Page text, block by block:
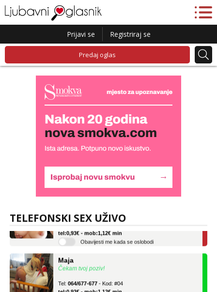
Prijavi se Registriraj se
Predaj oglas
TELEFONSKI SEX UŽIVO
Liliana
Tel:064/677-677- Kod: #69
tel:0,93€ - mob:1,12€ min
Obavijesti me kada se oslobodi
Maja
Čekam tvoj poziv!
Tel: 064/677-677 - Kod: #04
tel:0,93€ - mob:1,12€ min